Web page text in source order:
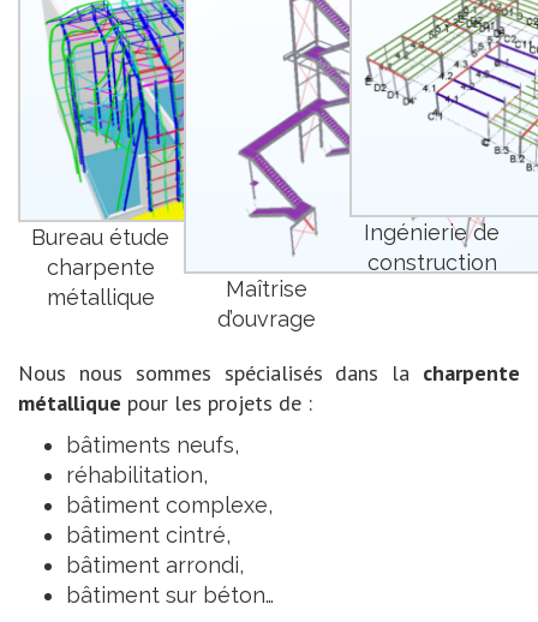
Bureau étude
charpente
métallique
Maîtrise
d’ouvrage
Ingénierie de
construction
Nous nous sommes spécialisés dans la charpente
métallique pour les projets de :
bâtiments neufs,
réhabilitation,
bâtiment complexe,
bâtiment cintré,
bâtiment arrondi,
bâtiment sur béton…